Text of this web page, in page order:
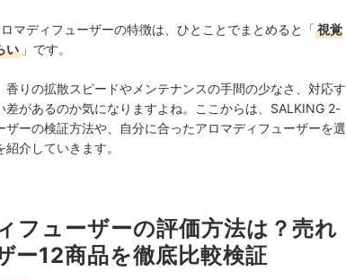
マディフューザーの特徴は、ひとことでまとめると「視覚
い 」です。
りの拡散スピードやメンテナンスの手間の少なさ、対応す
があるのか気になりますよね。ここからは、SALKING 2-
ーの検証方法や、自分に合ったアロマディフューザーを選
介していきます。
ューザーの評価方法は？売れ
ー12商品を徹底比較検証